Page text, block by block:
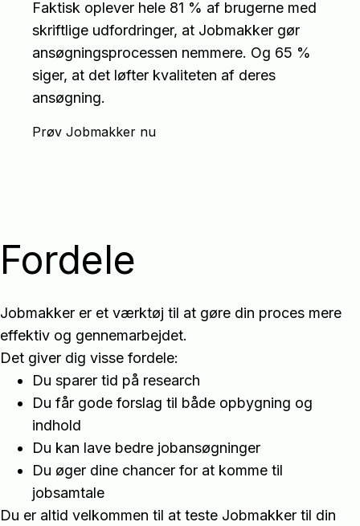
Faktisk oplever hele 81 % af brugerne med
skriftlige udfordringer, at Jobmakker gør
ansøgningsprocessen nemmere. Og 65 %
siger, at det løfter kvaliteten af deres
ansøgning.
Prøv Jobmakker nu
Fordele
Jobmakker er et værktøj til at gøre din proces mere
effektiv og gennemarbejdet.
Det giver dig visse fordele:
Du sparer tid på research
Du får gode forslag til både opbygning og
indhold
Du kan lave bedre jobansøgninger
Du øger dine chancer for at komme til
jobsamtale
Du er altid velkommen til at teste Jobmakker til din